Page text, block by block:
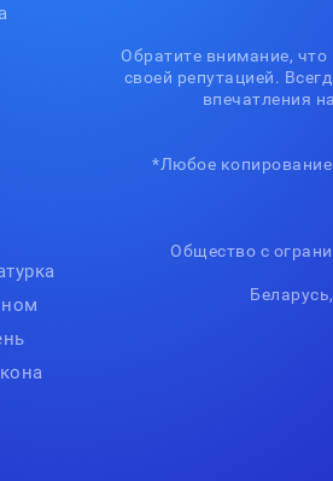
Обратите внимание,
своей репутацией.
впечатления
*Любое
Общество с